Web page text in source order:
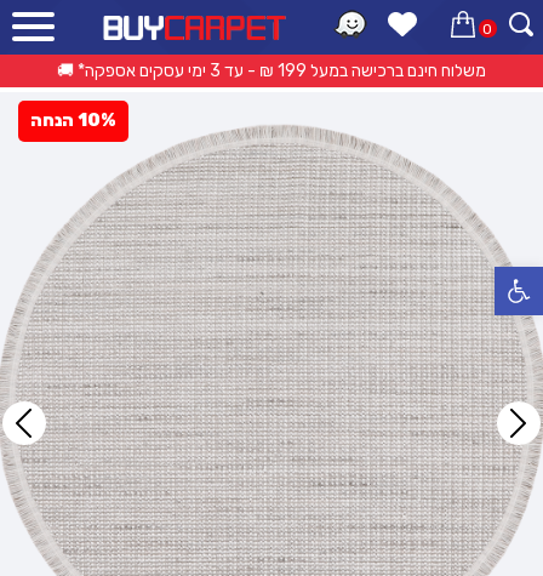
פתח סרגל נגישות
משלוח חינם ברכישה במעל 199 ₪ - עד 3 ימי עסקים אספקה* 🚚
0
»קטלוג מוצרים»שטיחים מודרניים» שטיח אגרה עגול – E078C אפור בהיר
10% הנחה